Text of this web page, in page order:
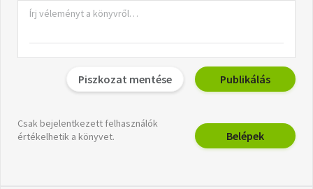
Piszkozat mentése Publikálás
Csak bejelentkezett felhasználók
értékelhetik a könyvet.
Belépek